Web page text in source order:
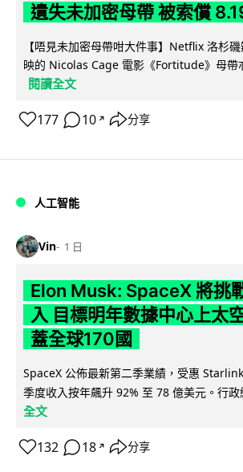
遺失未加密母帶 被索償
【唔見未加密母帶咁大件事】Netflix 洛杉
映的 Nicolas Cage 電影《Fortitude》母帶
閱讀全文
177 10 ↗ 分享
人工智能
Vin 1 日
Elon Musk: SpaceX 將挑
入 目標明年數據中心上太
蓋全球170國
SpaceX 公佈最新第二季業績，受惠
季度收入按年飆升 92% 至 78 億美元。行
全文
132 18 ↗ 分享